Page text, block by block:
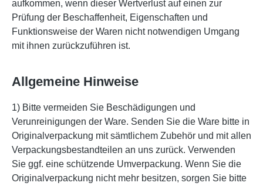
aufkommen, wenn dieser Wertverlust auf einen zur
Prüfung der Beschaffenheit, Eigenschaften und
Funktionsweise der Waren nicht notwendigen Umgang
mit ihnen zurückzuführen ist.
Allgemeine Hinweise
1) Bitte vermeiden Sie Beschädigungen und
Verunreinigungen der Ware. Senden Sie die Ware bitte in
Originalverpackung mit sämtlichem Zubehör und mit allen
Verpackungsbestandteilen an uns zurück. Verwenden
Sie ggf. eine schützende Umverpackung. Wenn Sie die
Originalverpackung nicht mehr besitzen, sorgen Sie bitte